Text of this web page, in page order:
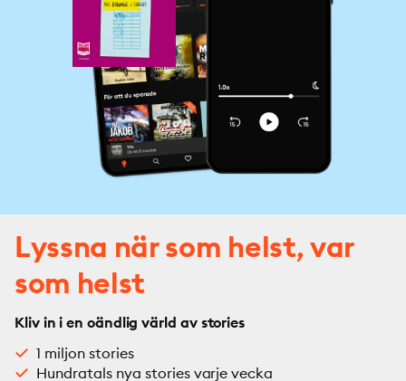
Lyssna när som helst, var
som helst
Kliv in i en oändlig värld av stories
1 miljon stories
Hundratals nya stories varje vecka